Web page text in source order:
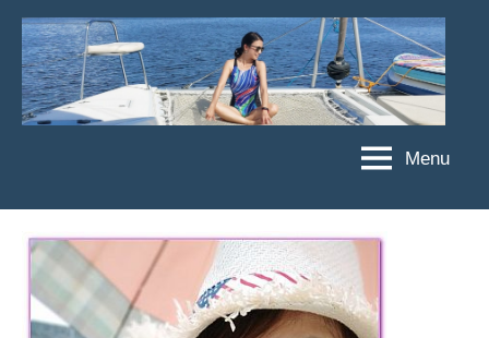
Skip
content
菲
亞
娃
JEFFIA
亞
娃
粉
絲
Menu